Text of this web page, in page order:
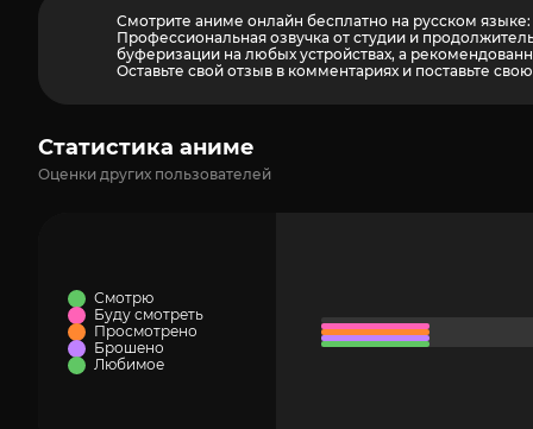
Смотрите аниме онлайн бесплатно на русском
Профессиональная озвучка от студии и
буферизации на любых устройствах, а
Оставьте свой отзыв в комментариях и поставьте
Статистика аниме
Оценки других пользователей
Смотрю
Буду смотреть
Просмотрено
Брошено
Любимое